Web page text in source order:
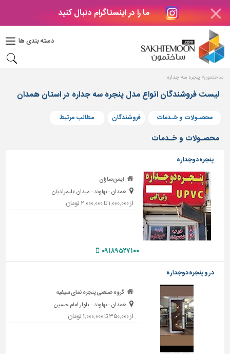
ما را در اینستاگرام دنبال کنید
دسته بندی ها
دکوراسیون
بتن
های
بتنی
و
پنجره
ساختمانی
پله،
نرده
و
حفاظ
دیوارپوش،
سرویس
بهداشتی
ابزار،یراق
ماشین
آلات
ساختمون پنجره سه جداره
لیست فروشندگان انواع مدل پنجره سه جداره در استان همدان
محصـولات و خـدمات فروشندگان مطالب مرتبط
محصـولات و خـدمات
پنجره دوجداره
ایمن سازان
همدان - نهاوند - میدان علیمرادیان
از ۱,۰۰۰,۰۰۰ تا ۲,۰۰۰,۰۰۰ تومان
۰۹۱۸۹۵۲۷۱۰۰
در و پنجره دوجداره
گروه صنعتی پنجره نمای سیفیه
همدان - نهاوند - بلوار امام حسین
از ۳۵۰,۰۰۰ تا ۱,۰۰۰,۰۰۰ تومان